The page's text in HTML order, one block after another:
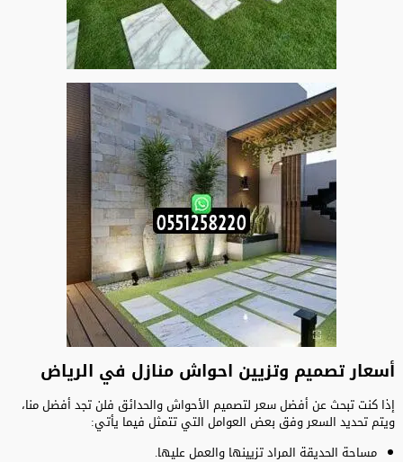
أسعار تصميم وتزيين احواش منازل في الرياض
إذا كنت تبحث عن أفضل سعر لتصميم الأحواش والحدائق فلن تجد أفضل منا،
ويتم تحديد السعر وفق بعض العوامل التي تتمثل فيما يأتي:
مساحة الحديقة المراد تزيينها والعمل عليها.